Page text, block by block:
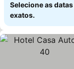
Selecione as
exatos.